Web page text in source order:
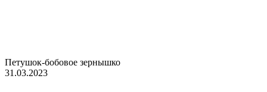
Петушок-бобовое зернышко
31.03.2023